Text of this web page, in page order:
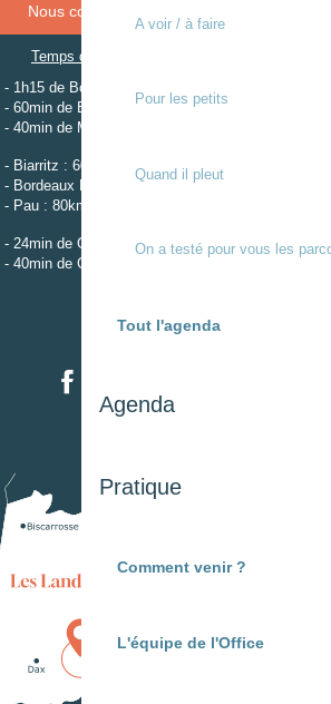
A voir / à faire
Pour les petits
Quand il pleut
On a testé pour vous les
Tout l'agenda
Agenda
Pratique
Comment venir ?
L'équipe de l'Office
Nous contacter
Temps de trajet
- 1h15 de Bordeaux
- 60min de Biarritz
- 40min de Mont-de-Marsan
- Biarritz : 60km
- Bordeaux Mérignac : 110km
- Pau : 80km
- 24min de Gare de Dax
- 40min de Gare de Mont-de-Marsan